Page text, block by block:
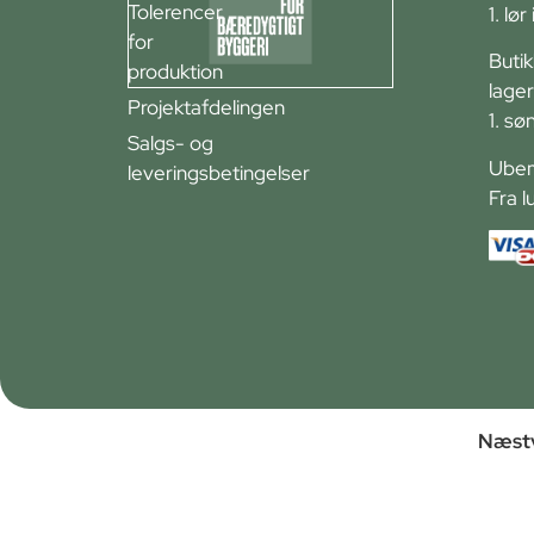
Tolerencer
for
produktion
Projektafdelingen
Salgs- og
leveringsbetingelser
1.
1.
Fra